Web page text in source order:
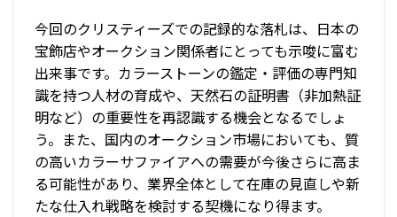
今回のクリスティーズでの記録的な落札は、日本の
宝飾店やオークション関係者にとっても示唆に富む
出来事です。カラーストーンの鑑定・評価の専門知
識を持つ人材の育成や、天然石の証明書（非加熱証
明など）の重要性を再認識する機会となるでしょ
う。また、国内のオークション市場においても、質
の高いカラーサファイアへの需要が今後さらに高ま
る可能性があり、業界全体として在庫の見直しや新
たな仕入れ戦略を検討する契機になり得ます。